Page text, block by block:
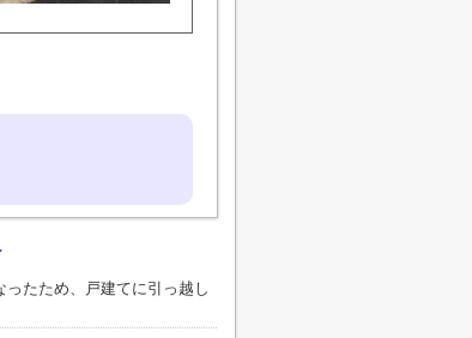
たため、戸建てに引っ越し